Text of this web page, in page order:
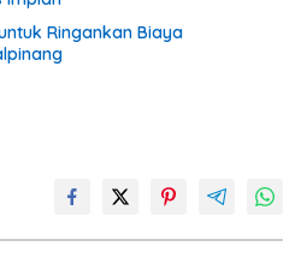
Ringankan Biaya